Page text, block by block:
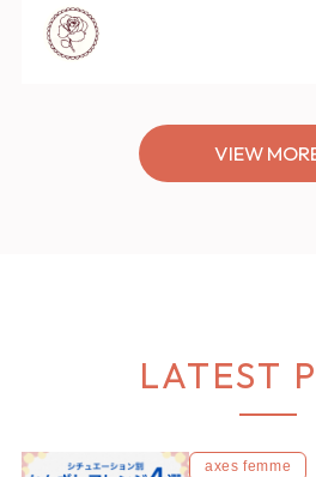
VIEW
LATEST
axes femme